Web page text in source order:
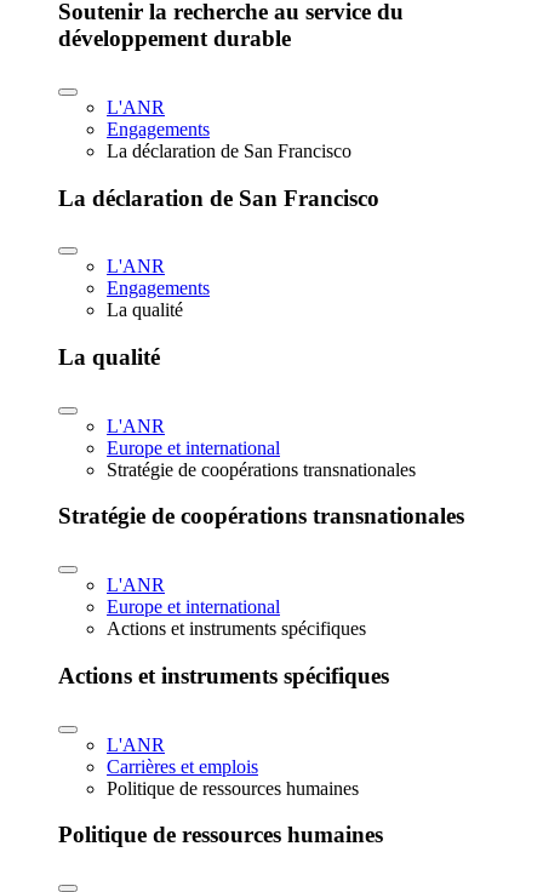
Soutenir la recherche au service du
développement durable
L'ANR
Engagements
La déclaration de San Francisco
La déclaration de San Francisco
L'ANR
Engagements
La qualité
La qualité
L'ANR
Europe et international
Stratégie de coopérations transnationales
Stratégie de coopérations transnationales
L'ANR
Europe et international
Actions et instruments spécifiques
Actions et instruments spécifiques
L'ANR
Carrières et emplois
Politique de ressources humaines
Politique de ressources humaines